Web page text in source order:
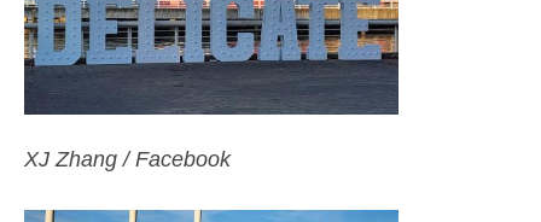
XJ Zhang / Facebook